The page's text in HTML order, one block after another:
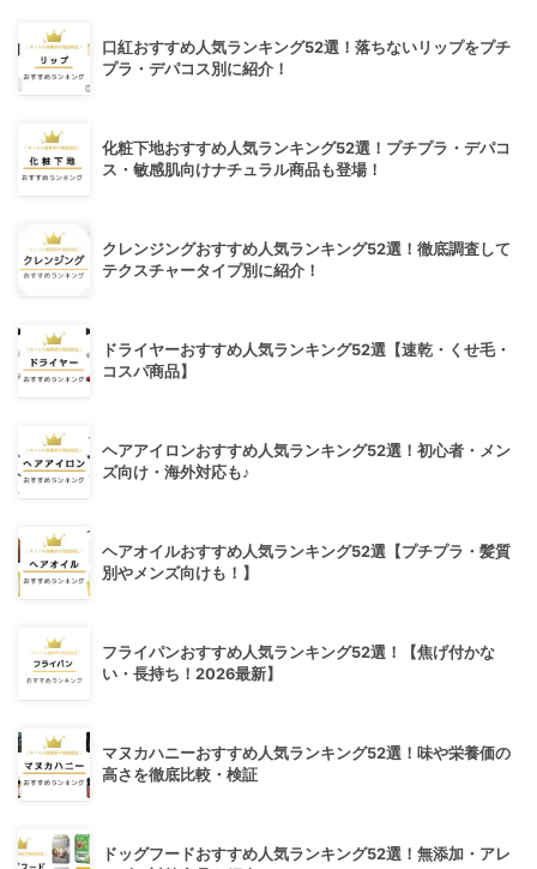
口紅おすすめ人気ランキング52選！落ちないリップをプチ
プラ・デパコス別に紹介！
化粧下地おすすめ人気ランキング52選！プチプラ・デパコ
ス・敏感肌向けナチュラル商品も登場！
クレンジングおすすめ人気ランキング52選！徹底調査して
テクスチャータイプ別に紹介！
ドライヤーおすすめ人気ランキング52選【速乾・くせ毛・
コスパ商品】
ヘアアイロンおすすめ人気ランキング52選！初心者・メン
ズ向け・海外対応も♪
ヘアオイルおすすめ人気ランキング52選【プチプラ・髪質
別やメンズ向けも！】
フライパンおすすめ人気ランキング52選！【焦げ付かな
い・長持ち！2026最新】
マヌカハニーおすすめ人気ランキング52選！味や栄養価の
高さを徹底比較・検証
ドッグフードおすすめ人気ランキング52選！無添加・アレ